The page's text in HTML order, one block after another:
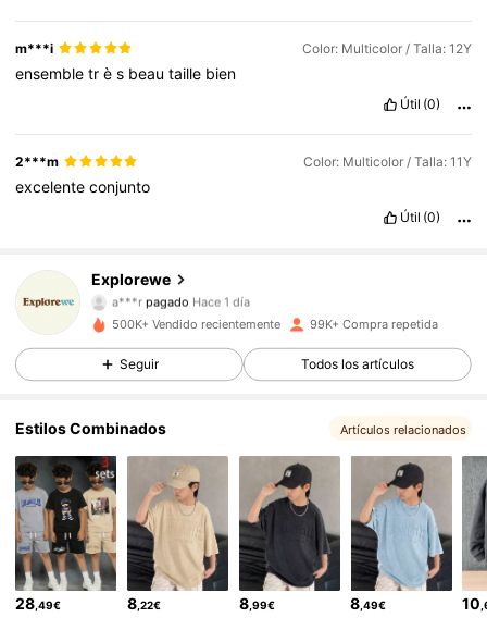
m***i Color: Multicolor / Talla: 12Y
ensembletrès beautaille bien
Útil (0)
2***m Color: Multicolor / Talla: 11Y
excelenteconjunto
Útil (0)
Explorewe
4,86
28K Seguidores
a***rpagado Hace 1 día
4,86 28K Seguidores
4,86 28K Seguidores
4,86 28K Seguidores
4,86 28K Seguidores
500K+ Vendido recientemente 99K+ Compra repetida
Seguir Todos los artículos
Estilos Combinados Artículos relacionados
28 ,49€ 8 ,22€ 8,99€ 8 ,49€ 10